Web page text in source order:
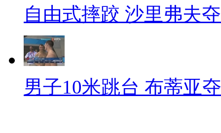
自由式摔跤 沙里弗夫
男子10米跳台 布蒂亚